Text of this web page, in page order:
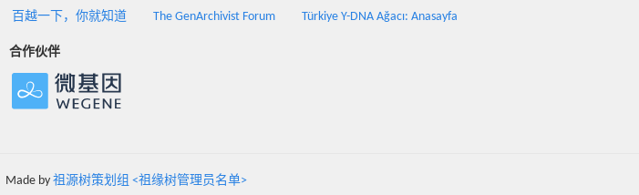
百越一下，你就知道 The GenArchivist Forum Türkiye Y-DNA Ağacı: Anasayfa
合作伙伴
Made by 祖源树策划组 <祖缘树管理员名单>